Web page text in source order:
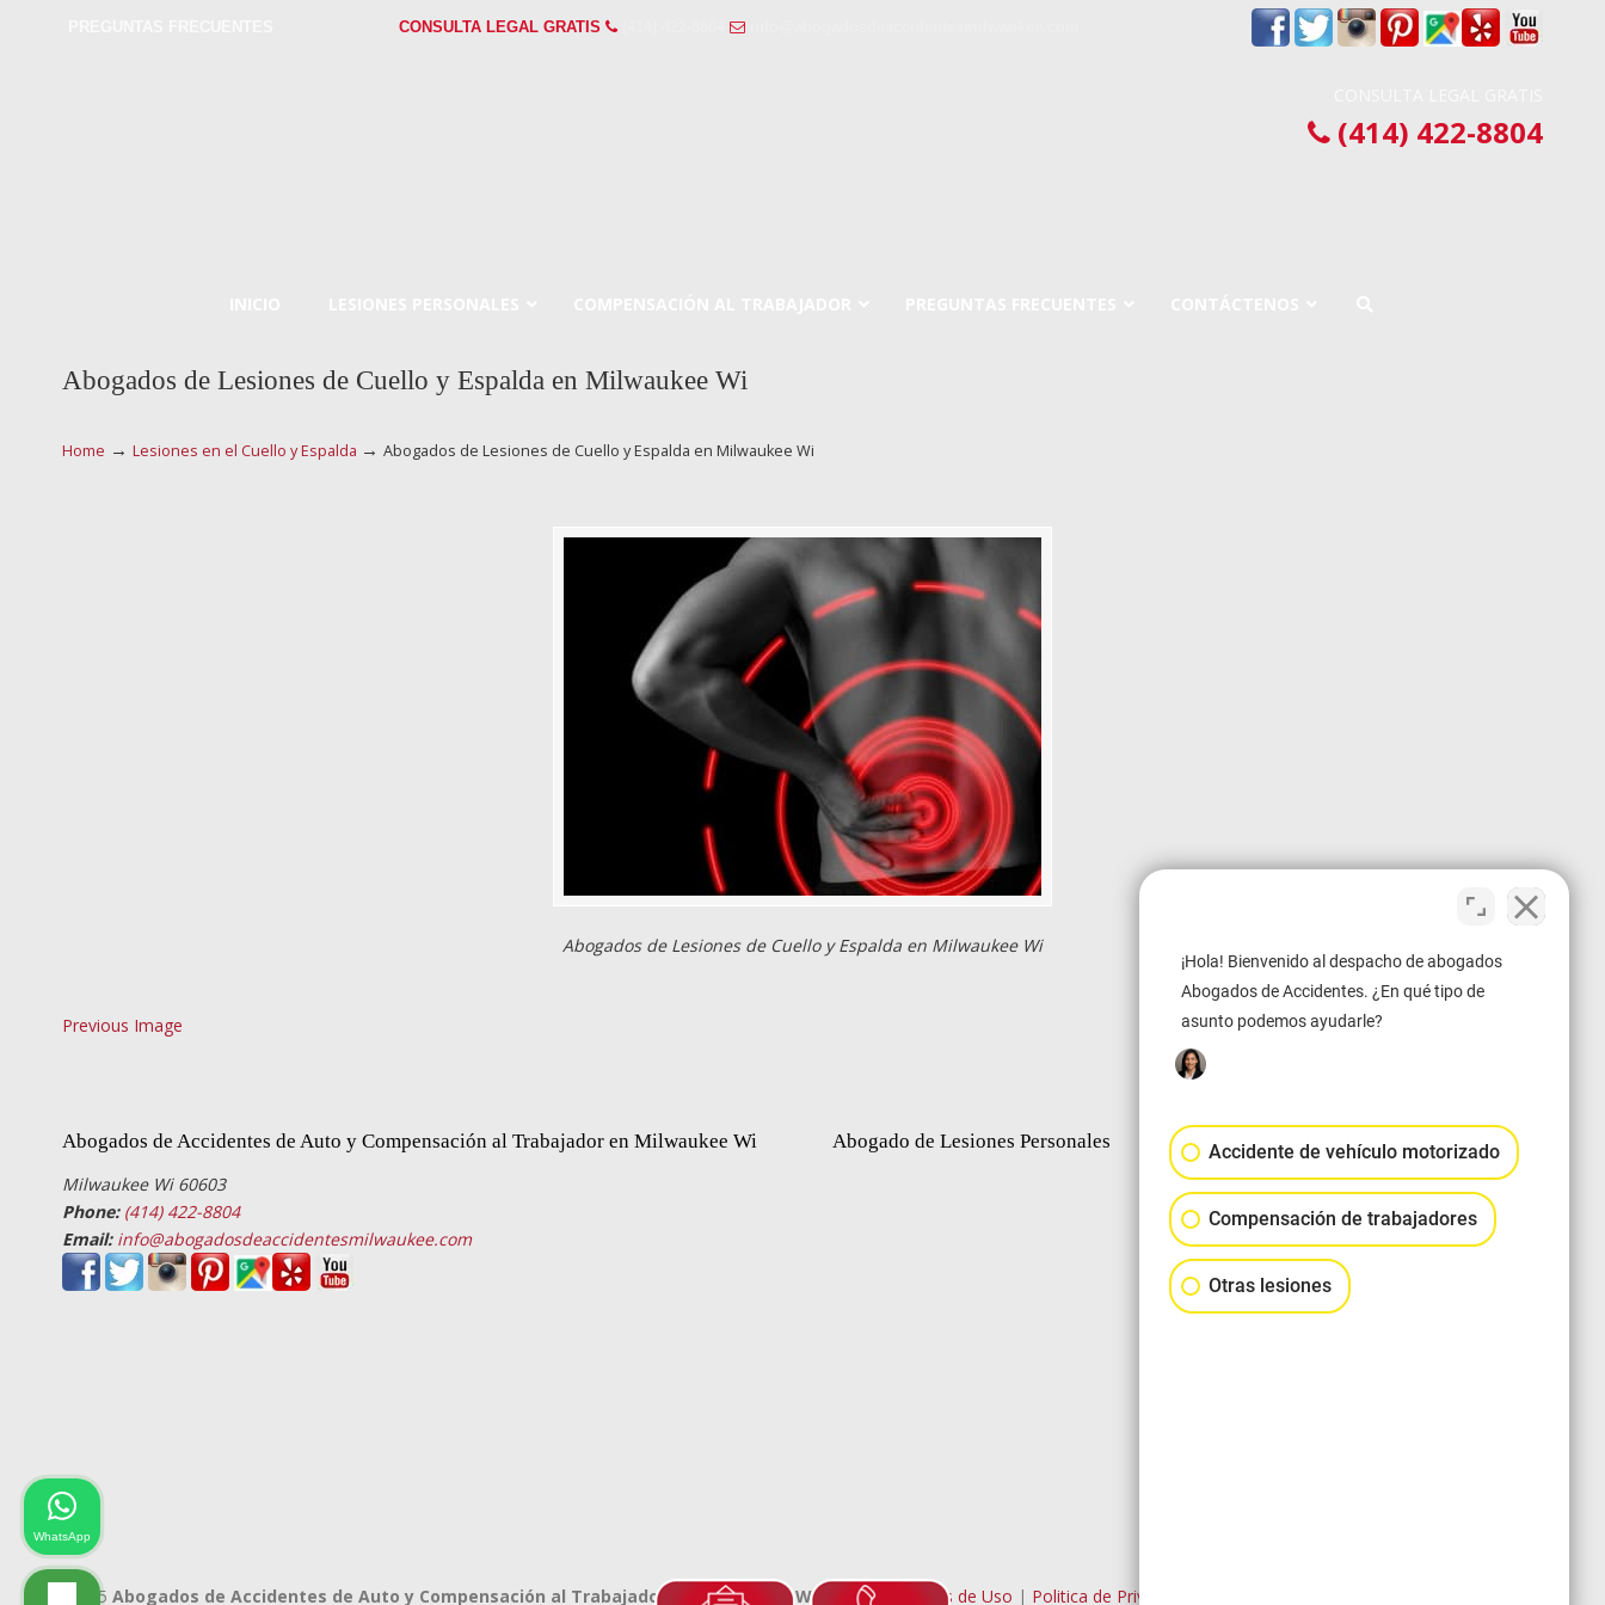
CONSULTA LEGAL GRATIS
(414) 422-8804
Abogados de Lesiones de Cuello y Espalda en Milwaukee Wi
Home → Lesiones en el Cuello y Espalda → Abogados de Lesiones de Cuello y Espalda en Milwaukee Wi
Abogados de Lesiones de Cuello y Espalda en Milwaukee Wi
Previous Image
Abogados de Accidentes de Auto y Compensación al Trabajador en Milwaukee Wi
Milwaukee Wi 60603
Phone: (414) 422-8804
Email: info@abogadosdeaccidentesmilwaukee.com
Abogado de Lesiones Personales
© 2025 Abogados de Accidentes de Auto y Compensación al Trabajador en Milwaukee Wi Terminos de Uso | Politica de Privacidad
¡Hola! Bienvenido al despacho de abogados
Abogados de Accidentes. ¿En qué tipo de
asunto podemos ayudarle?
Accidente de vehículo motorizado
Compensación de trabajadores
Otras lesiones
WhatsApp